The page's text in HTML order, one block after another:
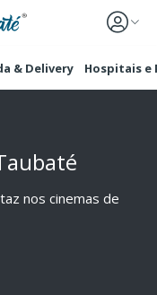
& Delivery Hospitais e
nos cinemas de